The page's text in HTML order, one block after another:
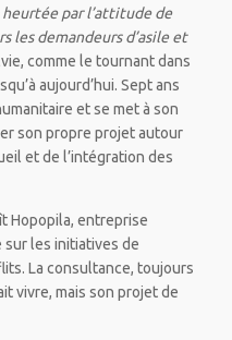
heurtée par l’attitude de
les demandeurs d’asile et
comme le tournant dans
aujourd’hui. Sept ans
et se met à son
son propre projet autour
et de l’intégration des
Hopopila, entreprise
les initiatives de
La consultance, toujours
vivre, mais son projet de